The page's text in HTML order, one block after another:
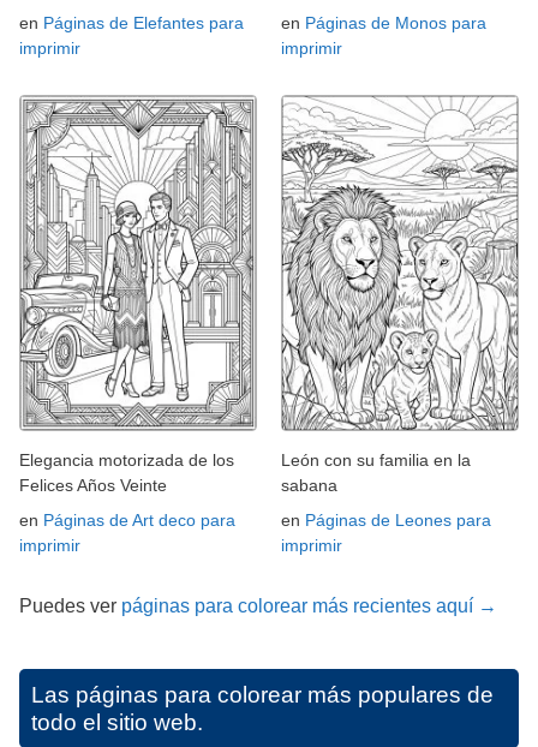
en Páginas de Elefantes para
imprimir
en Páginas de Monos para
imprimir
Elegancia motorizada de los
Felices Años Veinte
en Páginas de Art deco para
imprimir
León con su familia en la
sabana
en Páginas de Leones para
imprimir
Puedes ver páginas para colorear más recientes aquí →
Las páginas para colorear más populares de
todo el sitio web.